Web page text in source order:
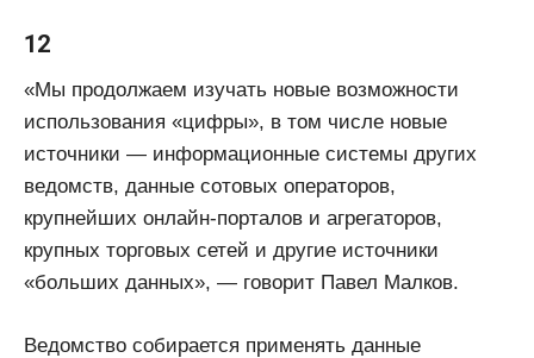
12
«Мы продолжаем изучать новые возможности
использования «цифры», в том числе новые
источники — информационные системы других
ведомств, данные сотовых операторов,
крупнейших онлайн-порталов и агрегаторов,
крупных торговых сетей и другие источники
«больших данных», — говорит Павел Малков.
Ведомство собирается применять данные